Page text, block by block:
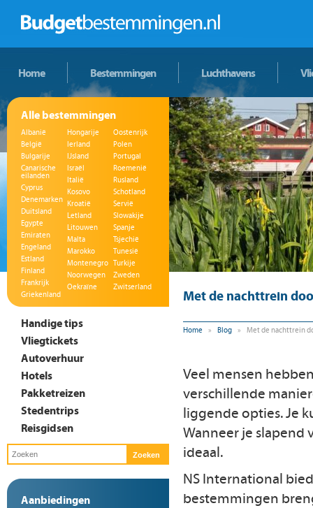
Home Bestemmingen Luchthavens
Alle bestemmingen
Albanië
België
Bulgarije
Canarische
eilanden
Cyprus
Denemarken
Duitsland
Egypte
Emiraten
Engeland
Estland
Finland
Frankrijk
Griekenland
Hongarije
Ierland
IJsland
Israël
Italië
Kosovo
Kroatië
Letland
Litouwen
Malta
Marokko
Montenegro
Noorwegen
Oekraïne
Oostenrijk
Polen
Portugal
Roemenië
Rusland
Schotland
Servië
Slowakije
Spanje
Tsjechië
Tunesië
Turkije
Zweden
Zwitserland
Handige tips
Vliegtickets
Autoverhuur
Hotels
Pakketreizen
Stedentrips
Reisgidsen
Aanbiedingen
Met de nachttrein
Home » Blog » Met de nachttrein
Veel mensen
verschillende
liggende opties. Je
Wanneer je slapend
ideaal.
NS International
bestemmingen